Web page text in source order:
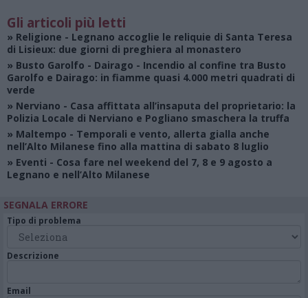
Gli articoli più letti
» Religione - Legnano accoglie le reliquie di Santa Teresa
di Lisieux: due giorni di preghiera al monastero
» Busto Garolfo - Dairago - Incendio al confine tra Busto
Garolfo e Dairago: in fiamme quasi 4.000 metri quadrati di
verde
» Nerviano - Casa affittata all’insaputa del proprietario: la
Polizia Locale di Nerviano e Pogliano smaschera la truffa
» Maltempo - Temporali e vento, allerta gialla anche
nell’Alto Milanese fino alla mattina di sabato 8 luglio
» Eventi - Cosa fare nel weekend del 7, 8 e 9 agosto a
Legnano e nell’Alto Milanese
SEGNALA ERRORE
Tipo di problema
Descrizione
Email